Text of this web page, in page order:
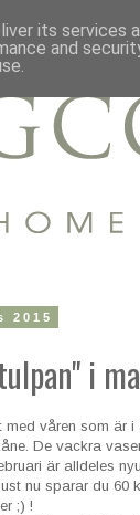
2015
i
våren som är
De vackra
är alldeles
nu sparar du 60
;) !
its services
and